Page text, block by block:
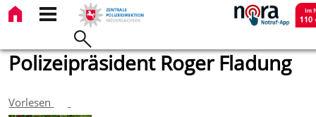
Polizeipräsident Roger Fladung
Vorlesen